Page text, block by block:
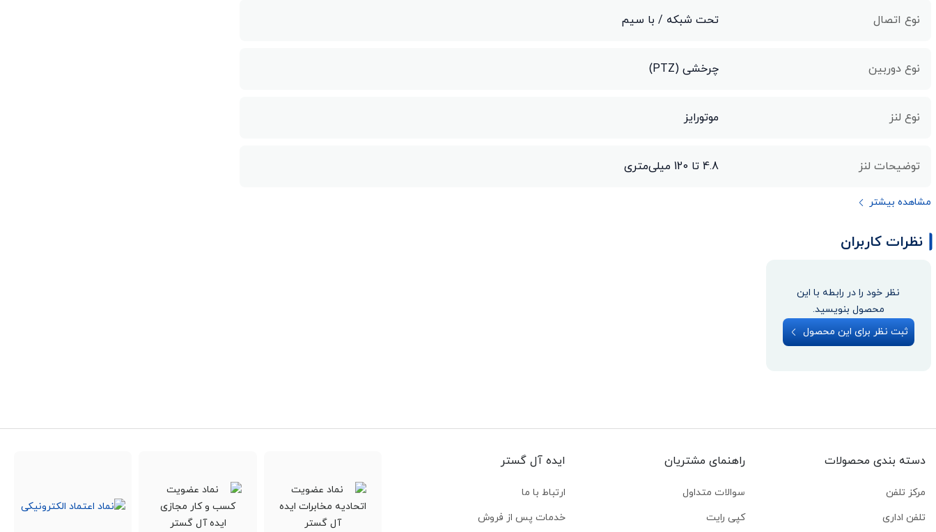
نوع اتصال تحت شبکه / با سیم
نوع دوربین چرخشی (PTZ)
نوع لنز موتورایز
توضیحات لنز 4.8 تا 120 میلی‌متری
مشاهده بیشتر
نظرات کاربران
نظر خود را در رابطه با این
محصول بنویسید.
ثبت نظر برای این محصول
دسته بندی محصولات
مرکز تلفن
تلفن اداری
راهنمای مشتریان
سوالات متداول
کپی رایت
ایده آل گستر
ارتباط با ما
خدمات پس از فروش